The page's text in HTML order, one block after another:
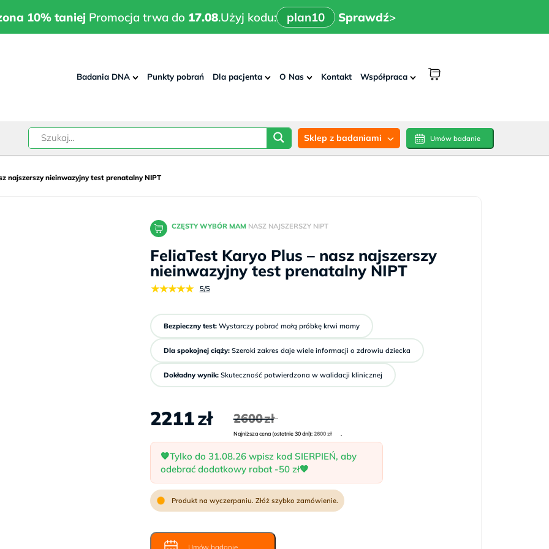
10% taniej Promocja trwa do 17.08.Użyj kodu: plan10 Sprawdź>
10% taniej Promocja trwa do 17.08.Użyj kodu: plan10 Sprawdź>
Badania DNA Punkty pobrań Dla pacjenta O Nas Kontakt Współpraca
Sklep z badaniami Umów badanie
najszerszy nieinwazyjny test prenatalny NIPT
CZĘSTY WYBÓR MAM NASZ NAJSZERSZY NIPT
FeliaTest Karyo Plus – nasz najszerszy
nieinwazyjny test prenatalny NIPT
★★★★★ 5/5
Bezpieczny test:Wystarczy pobrać małą próbkę krwi mamy
Dla spokojnej ciąży:Szeroki zakres daje wiele informacji o zdrowiu dziecka
Dokładny wynik:Skuteczność potwierdzona w walidacji klinicznej
2600zł
wynosiła:
2211zł
wynosi:
Najniższa cena (ostatnie 30 dni):2600zł .
🧡Tylko do 31.08.26 wpisz kod SIERPIEŃ, aby
odebrać dodatkowy rabat -50 zł🧡
Umów badanie